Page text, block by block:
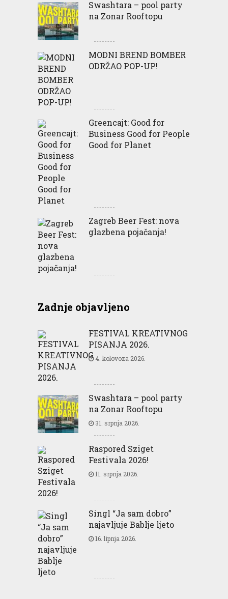
Swashtara – pool party
na Zonar Rooftopu
MODNI BREND BOMBER
ODRŽAO POP-UP!
Greencajt: Good for
Business Good for People
Good for Planet
Zagreb Beer Fest: nova
glazbena pojačanja!
Zadnje objavljeno
FESTIVAL KREATIVNOG
PISANJA 2026.
4. kolovoza 2026.
Swashtara – pool party
na Zonar Rooftopu
31. srpnja 2026.
Raspored Sziget
Festivala 2026!
11. srpnja 2026.
Singl “Ja sam dobro”
najavljuje Bablje ljeto
16. lipnja 2026.